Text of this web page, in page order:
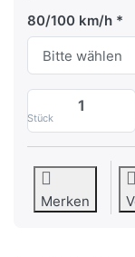
80/100 km/h
Stück
Merken